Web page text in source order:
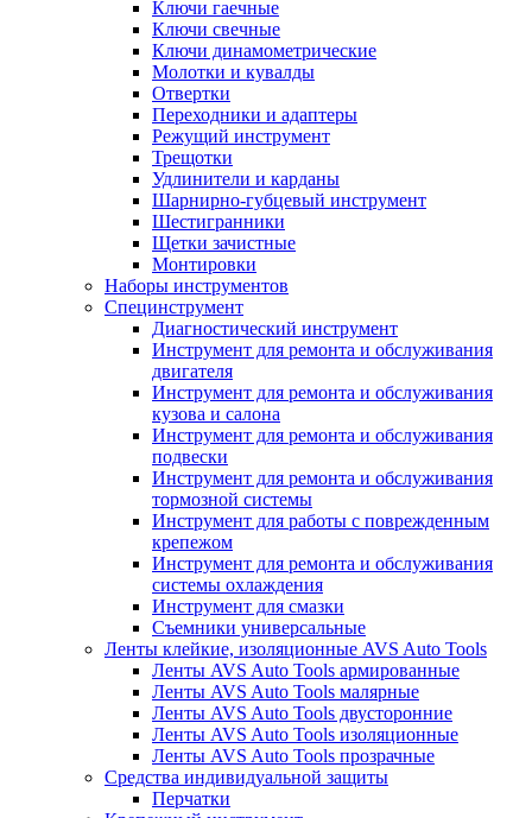
Ключи гаечные
Ключи свечные
Ключи динамометрические
Молотки и кувалды
Отвертки
Переходники и адаптеры
Режущий инструмент
Трещотки
Удлинители и карданы
Шарнирно-губцевый инструмент
Шестигранники
Щетки зачистные
Монтировки
Наборы инструментов
Специнструмент
Диагностический инструмент
Инструмент для ремонта и обслуживания
двигателя
Инструмент для ремонта и обслуживания
кузова и салона
Инструмент для ремонта и обслуживания
подвески
Инструмент для ремонта и обслуживания
тормозной системы
Инструмент для работы с поврежденным
крепежом
Инструмент для ремонта и обслуживания
системы охлаждения
Инструмент для смазки
Съемники универсальные
Ленты клейкие, изоляционные AVS Auto Tools
Ленты AVS Auto Tools армированные
Ленты AVS Auto Tools малярные
Ленты AVS Auto Tools двусторонние
Ленты AVS Auto Tools изоляционные
Ленты AVS Auto Tools прозрачные
Средства индивидуальной защиты
Перчатки